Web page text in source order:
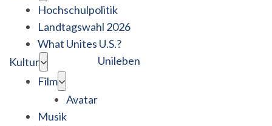
Hochschulpolitik
Landtagswahl 2026
What Unites U.S.?
Kultur
Film
Avatar
Musik
Unileben